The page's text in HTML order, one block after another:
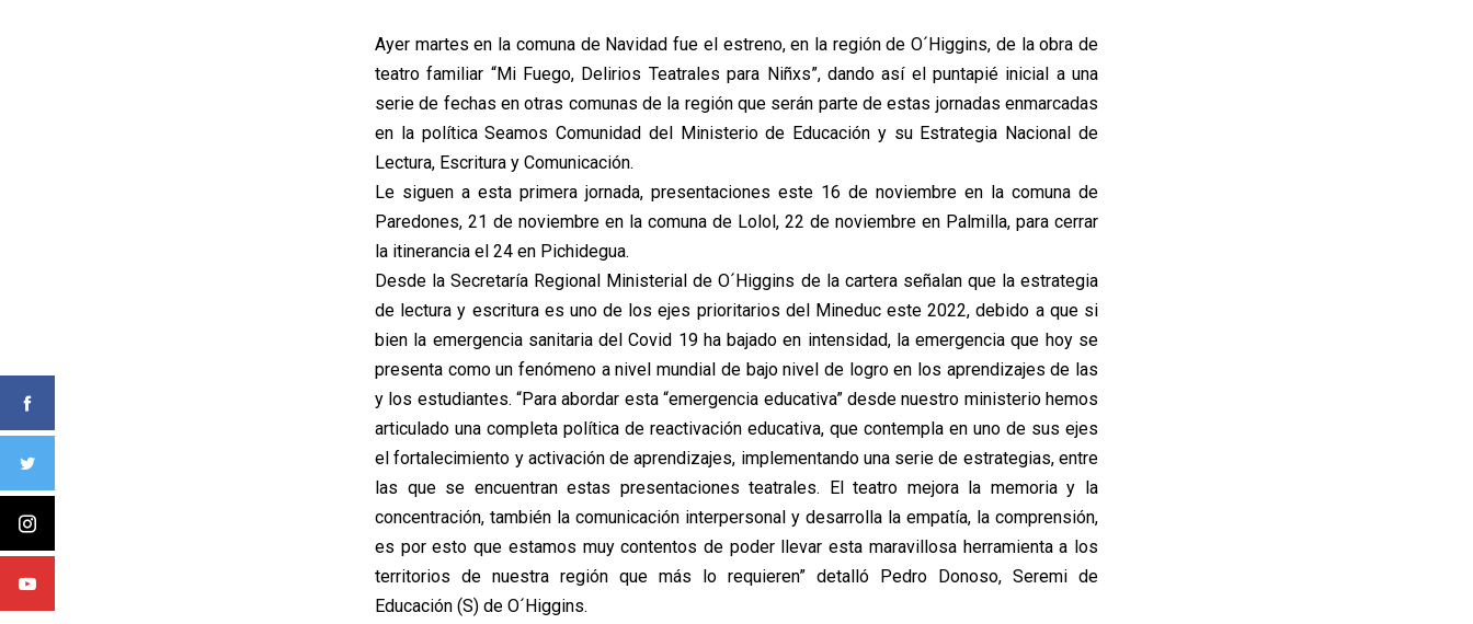
Ayer martes en la comuna de Navidad fue el estreno, en la región de O´Higgins, de la obra de
teatro familiar “Mi Fuego, Delirios Teatrales para Niñxs”, dando así el puntapié inicial a una
serie de fechas en otras comunas de la región que serán parte de estas jornadas enmarcadas
en la política Seamos Comunidad del Ministerio de Educación y su Estrategia Nacional de
Lectura, Escritura y Comunicación.
Le siguen a esta primera jornada, presentaciones este 16 de noviembre en la comuna de
Paredones, 21 de noviembre en la comuna de Lolol, 22 de noviembre en Palmilla, para cerrar
la itinerancia el 24 en Pichidegua.
Desde la Secretaría Regional Ministerial de O´Higgins de la cartera señalan que la estrategia
de lectura y escritura es uno de los ejes prioritarios del Mineduc este 2022, debido a que si
bien la emergencia sanitaria del Covid 19 ha bajado en intensidad, la emergencia que hoy se
presenta como un fenómeno a nivel mundial de bajo nivel de logro en los aprendizajes de las
y los estudiantes. “Para abordar esta “emergencia educativa” desde nuestro ministerio hemos
articulado una completa política de reactivación educativa, que contempla en uno de sus ejes
el fortalecimiento y activación de aprendizajes, implementando una serie de estrategias, entre
las que se encuentran estas presentaciones teatrales. El teatro mejora la memoria y la
concentración, también la comunicación interpersonal y desarrolla la empatía, la comprensión,
es por esto que estamos muy contentos de poder llevar esta maravillosa herramienta a los
territorios de nuestra región que más lo requieren” detalló Pedro Donoso, Seremi de
Educación (S) de O´Higgins.